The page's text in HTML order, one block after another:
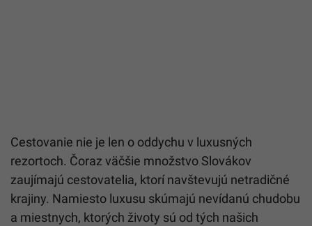
Cestovanie nie je len o oddychu v luxusných
rezortoch. Čoraz väčšie množstvo Slovákov
zaujímajú cestovatelia, ktorí navštevujú netradičné
krajiny. Namiesto luxusu skúmajú nevídanú chudobu
a miestnych, ktorých životy sú od tých našich